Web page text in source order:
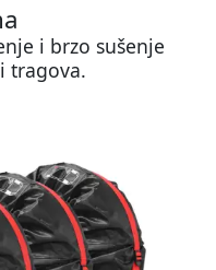
i brzo sušenje
tragova.